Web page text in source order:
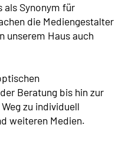
als Synonym für
die Mediengestalter
unserem Haus auch
Beratung bis hin zur
zu individuell
weiteren Medien.